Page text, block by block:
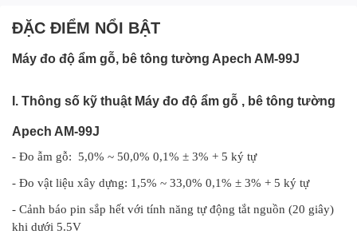
ĐẶC ĐIỂM NỔI BẬT
Máy đo độ ẩm gỗ, bê tông tường Apech AM-99J
I. Thông số kỹ thuật Máy đo độ ẩm gỗ , bê tông tường
Apech AM-99J
- Đo ẫm gỗ: 5,0% ~ 50,0% 0,1% ± 3% + 5 ký tự
- Đo vật liệu xây dựng: 1,5% ~ 33,0% 0,1% ± 3% + 5 ký tự
- Cảnh báo pin sắp hết với tính năng tự động tắt nguồn (20 giây)
khi dưới 5.5V